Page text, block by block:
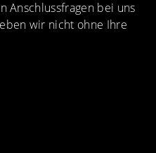
Anschlussfragen bei uns
wir nicht ohne Ihre